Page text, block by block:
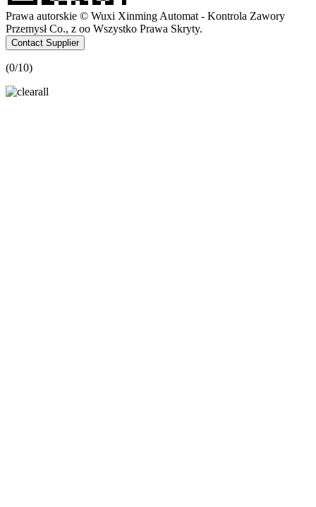
Prawa autorskie © Wuxi Xinming Automat - Kontrola Zawory
Przemysł Co., z oo Wszystko Prawa Skryty.
Contact Supplier
(0/10)